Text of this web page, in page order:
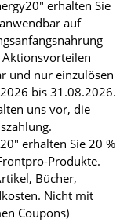
erhalten Sie
auf
und nur einzulösen
bis 31.08.2026.
uns vor, die
erhalten Sie 20 %
Produkte.
Bücher,
Nicht mit
Coupons)